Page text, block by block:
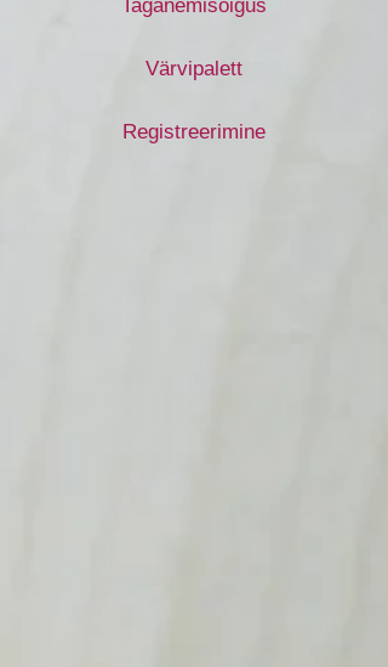
Taganemisõigus
Värvipalett
Registreerimine